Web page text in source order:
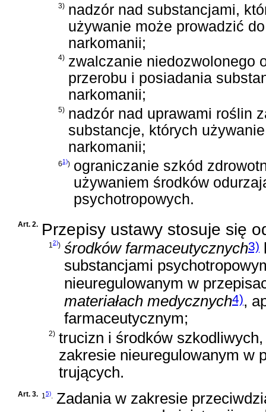
3) nadzór nad substancjami,
używanie może prowadzić do
narkomanii;
4) zwalczanie niedozwolonego
przerobu i posiadania
narkomanii;
5) nadzór nad uprawami roślin
substancje, których
narkomanii;
61)) ograniczanie szkód
używaniem środków
psychotropowych.
Art. 2. Przepisy ustawy stosuje się
12)) środków farmaceutycznych3)
substancjami
nieuregulowanym w
materiałach medycznych4),
farmaceutycznym;
2) trucizn i środków
zakresie nieuregulowanym w
trujących.
Art. 3. 15). Zadania w zakresie